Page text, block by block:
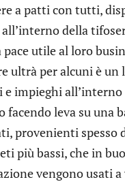
a patti con tutti,
della
utile al loro
ultrà per alcuni è un
e impieghi all’interno
leva su una
provenienti spesso
più bassi, che in
vengono usati